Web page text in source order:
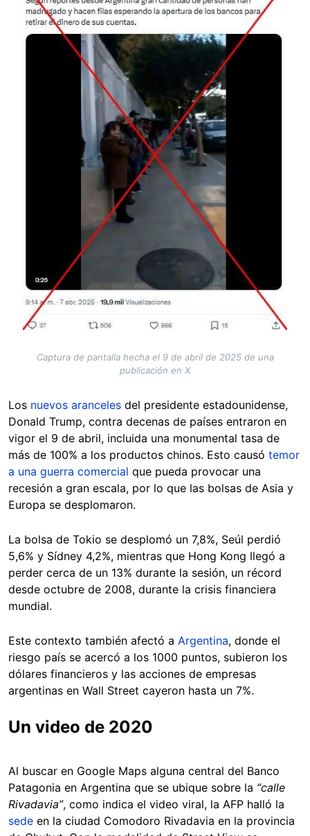
Captura de pantalla hecha el 9 de abril de 2025 de una
publicación en X
Los nuevos aranceles del presidente estadounidense,
Donald Trump, contra decenas de países entraron en
vigor el 9 de abril, incluida una monumental tasa de
más de 100% a los productos chinos. Esto causó temor
a una guerra comercial que pueda provocar una
recesión a gran escala, por lo que las bolsas de Asia y
Europa se desplomaron.
La bolsa de Tokio se desplomó un 7,8%, Seúl perdió
5,6% y Sídney 4,2%, mientras que Hong Kong llegó a
perder cerca de un 13% durante la sesión, un récord
desde octubre de 2008, durante la crisis financiera
mundial.
Este contexto también afectó a Argentina, donde el
riesgo país se acercó a los 1000 puntos, subieron los
dólares financieros y las acciones de empresas
argentinas en Wall Street cayeron hasta un 7%.
Un video de 2020
Al buscar en Google Maps alguna central del Banco
Patagonia en Argentina que se ubique sobre la “calle
Rivadavia”, como indica el video viral, la AFP halló la
sede en la ciudad Comodoro Rivadavia en la provincia